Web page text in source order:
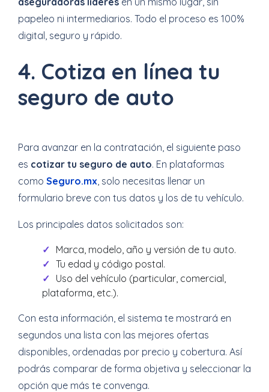
papeleo ni intermediarios. Todo el proceso es 100%
digital, seguro y rápido.
4. Cotiza en línea tu
seguro de auto
Para avanzar en la contratación, el siguiente paso
es cotizar tu seguro de auto. En plataformas
como Seguro.mx , solo necesitas llenar un
formulario breve con tus datos y los de tu vehículo.
Los principales datos solicitados son:
Marca, modelo, año y versión de tu auto.
Tu edad y código postal.
Uso del vehículo (particular, comercial,
plataforma, etc.).
Con esta información, el sistema te mostrará en
segundos una lista con las mejores ofertas
disponibles, ordenadas por precio y cobertura. Así
podrás comparar de forma objetiva y seleccionar la
opción que más te convenga.